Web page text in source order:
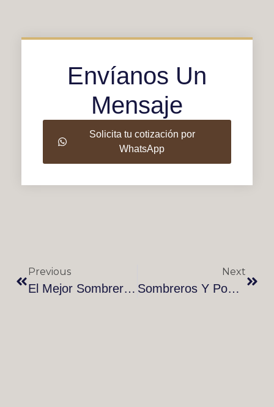
Envíanos Un
Mensaje
Solicita tu cotización por
WhatsApp
Previous
El Mejor Sombrero Para Semana Santa 2025: Estilo Que Viaja Contigo
Next
Sombreros Y Ponchos Personalizados Para Empresas: Una Forma Auténtica De Destacar Tu Marca